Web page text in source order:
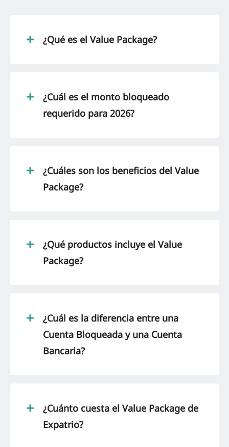
¿Qué es el Value Package?
¿Cuál es el monto bloqueado
requerido para 2026?
¿Cuáles son los beneficios del Value
Package?
¿Qué productos incluye el Value
Package?
¿Cuál es la diferencia entre una
Cuenta Bloqueada y una Cuenta
Bancaria?
¿Cuánto cuesta el Value Package de
Expatrio?